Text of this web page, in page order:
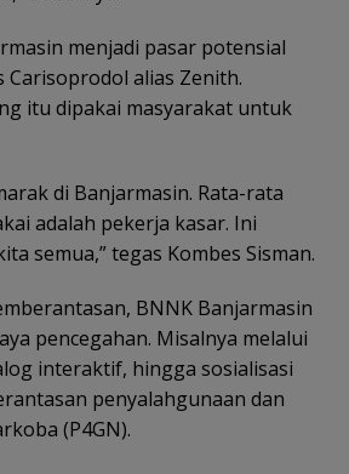
menjadi pasar potensial
alias Zenith.
itu dipakai masyarakat untuk
di Banjarmasin. Rata-rata
adalah pekerja kasar. Ini
semua,” tegas Kombes Sisman.
BNNK Banjarmasin
pencegahan. Misalnya melalui
interaktif, hingga sosialisasi
penyalahgunaan dan
(P4GN).